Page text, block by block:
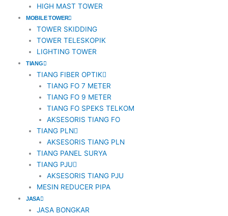
HIGH MAST TOWER
MOBILE TOWER
TOWER SKIDDING
TOWER TELESKOPIK
LIGHTING TOWER
TIANG
TIANG FIBER OPTIK
TIANG FO 7 METER
TIANG FO 9 METER
TIANG FO SPEKS TELKOM
AKSESORIS TIANG FO
TIANG PLN
AKSESORIS TIANG PLN
TIANG PANEL SURYA
TIANG PJU
AKSESORIS TIANG PJU
MESIN REDUCER PIPA
JASA
JASA BONGKAR